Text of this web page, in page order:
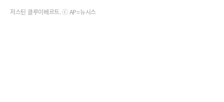
저스틴 클루이베르트. ⓒ AP=뉴시스